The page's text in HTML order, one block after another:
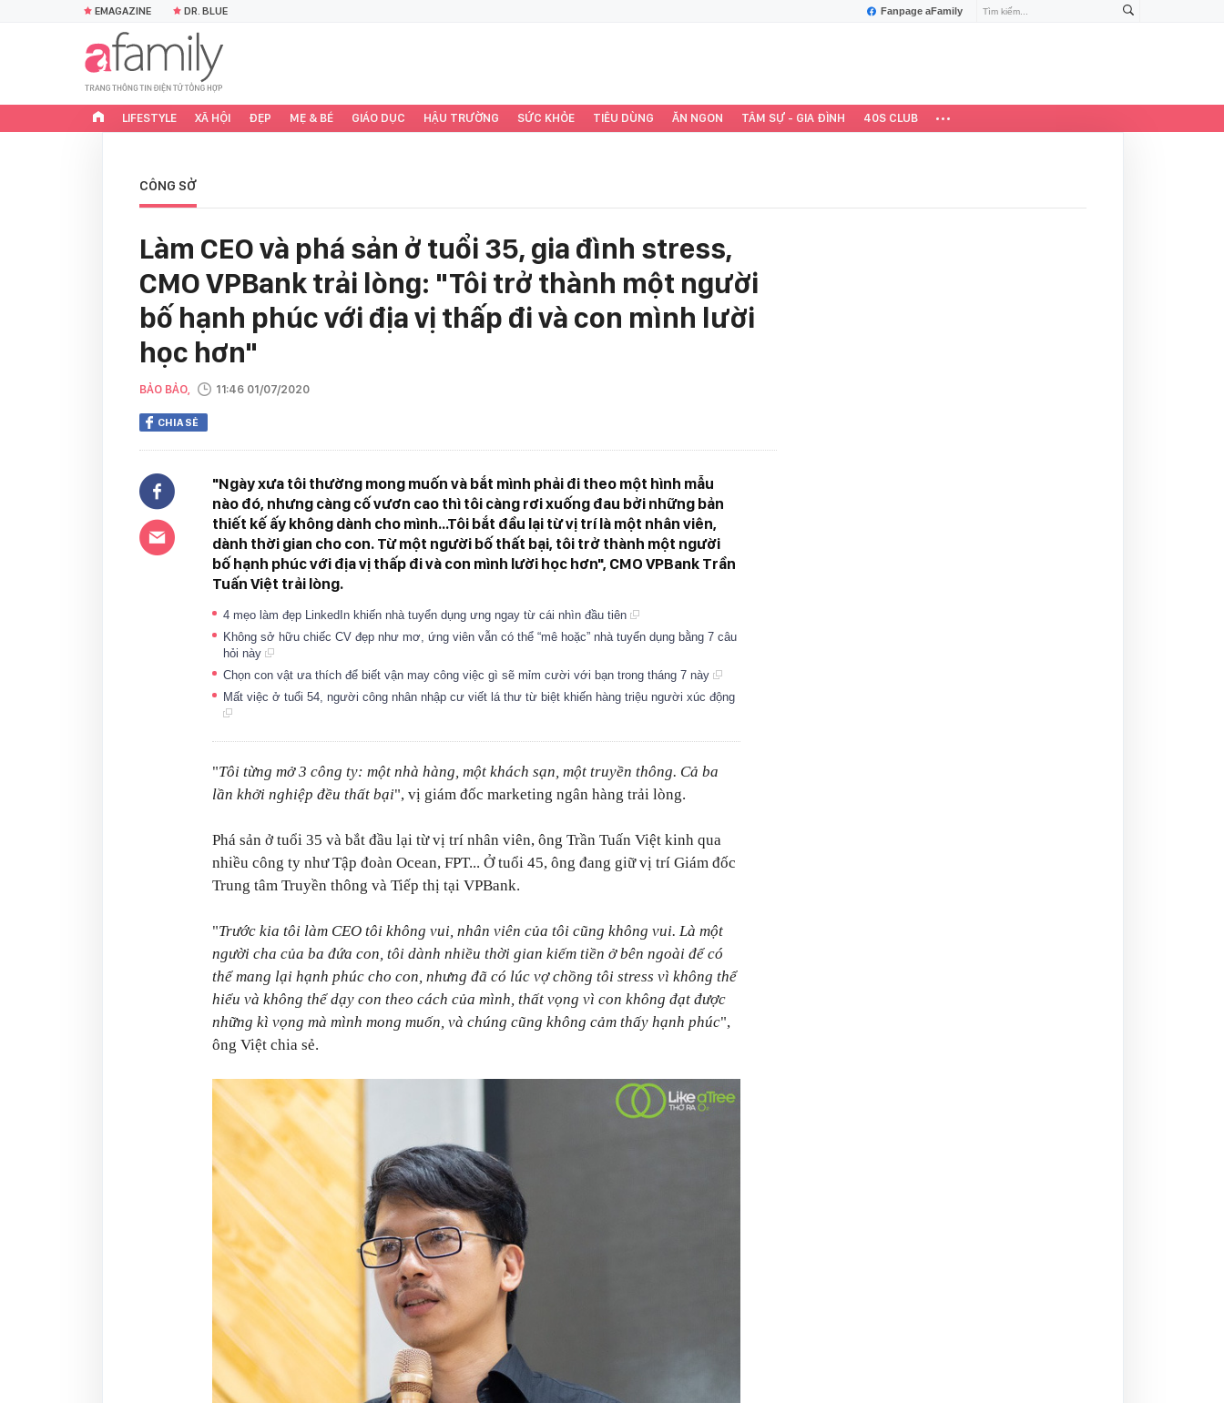
Fanpage aFamily
EMAGAZINE DR. BLUE
LIFESTYLE XÃ HỘI ĐẸP MẸ & BÉ GIÁO DỤC HẬU TRƯỜNG SỨC KHỎE TIÊU DÙNG ĂN NGON TÂM SỰ - GIA ĐÌNH 40S CLUB
CÔNG SỞ
Làm CEO và phá sản ở tuổi 35, gia đình stress,
CMO VPBank trải lòng: "Tôi trở thành một người
bố hạnh phúc với địa vị thấp đi và con mình lười
học hơn"
BẢO BẢO, 11:46 01/07/2020
CHIA SẺ
"Ngày xưa tôi thường mong muốn và bắt mình phải đi theo một hình mẫu
nào đó, nhưng càng cố vươn cao thì tôi càng rơi xuống đau bởi những bản
thiết kế ấy không dành cho mình...Tôi bắt đầu lại từ vị trí là một nhân viên,
dành thời gian cho con. Từ một người bố thất bại, tôi trở thành một người
bố hạnh phúc với địa vị thấp đi và con mình lười học hơn", CMO VPBank Trần
Tuấn Việt trải lòng.
4 mẹo làm đẹp LinkedIn khiến nhà tuyển dụng ưng ngay từ cái nhìn đầu tiên
Không sở hữu chiếc CV đẹp như mơ, ứng viên vẫn có thể “mê hoặc” nhà tuyển dụng bằng 7 câu
hỏi này
Chọn con vật ưa thích để biết vận may công việc gì sẽ mỉm cười với bạn trong tháng 7 này
Mất việc ở tuổi 54, người công nhân nhập cư viết lá thư từ biệt khiến hàng triệu người xúc động
"Tôi từng mở 3 công ty: một nhà hàng, một khách sạn, một truyền thông. Cả ba
lần khởi nghiệp đều thất bại", vị giám đốc marketing ngân hàng trải lòng.
Phá sản ở tuổi 35 và bắt đầu lại từ vị trí nhân viên, ông Trần Tuấn Việt kinh qua
nhiều công ty như Tập đoàn Ocean, FPT... Ở tuổi 45, ông đang giữ vị trí Giám đốc
Trung tâm Truyền thông và Tiếp thị tại VPBank.
"Trước kia tôi làm CEO tôi không vui, nhân viên của tôi cũng không vui. Là một
người cha của ba đứa con, tôi dành nhiều thời gian kiếm tiền ở bên ngoài để có
thể mang lại hạnh phúc cho con, nhưng đã có lúc vợ chồng tôi stress vì không thể
hiểu và không thể dạy con theo cách của mình, thất vọng vì con không đạt được
những kì vọng mà mình mong muốn, và chúng cũng không cảm thấy hạnh phúc",
ông Việt chia sẻ.